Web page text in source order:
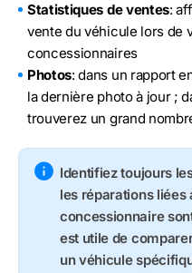
Statistiques de ventes:
vente du véhicule lors de
concessionnaires
Photos: dans un rapport
la dernière photo à jour ;
trouverez un grand
Identifiez toujours
les réparations liées
concessionnaire
est utile de
un véhicule